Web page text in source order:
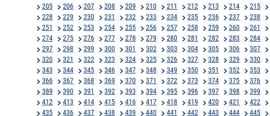
205
206 207 208 209 210 211 212 213 214 215
228
229 230 231 232 233 234 235 236 237 238
251
252 253 254 255 256 257 258 259 260 261
274
275 276 277 278 279 280 281 282 283 284
297
298 299 300 301 302 303 304 305 306 307
320
321 322 323 324 325 326 327 328 329 330
343
344 345 346 347 348 349 350 351 352 353
366
367 368 369 370 371 372 373 374 375 376
389
390 391 392 393 394 395 396 397 398 399
412
413 414 415 416 417 418 419 420 421 422
435
436 437 438 439 440 441 442 443 444 445